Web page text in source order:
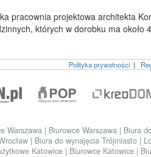
pracownia projektowa architekta
których w dorobku ma około
Polityka prywatności|
Warszawa | Biurowce Warszawa | Biura
| Biura do wynajęcia Trójmiasto |
Katowice | Biurowce Katowice |